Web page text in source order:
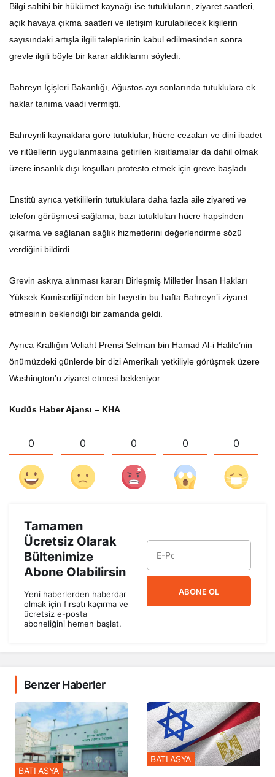
Bilgi sahibi bir hükümet kaynağı ise tutukluların, ziyaret saatleri,
açık havaya çıkma saatleri ve iletişim kurulabilecek kişilerin
sayısındaki artışla ilgili taleplerinin kabul edilmesinden sonra
grevle ilgili böyle bir karar aldıklarını söyledi.
Bahreyn İçişleri Bakanlığı, Ağustos ayı sonlarında tutuklulara ek
haklar tanıma vaadi vermişti.
Bahreynli kaynaklara göre tutuklular, hücre cezaları ve dini ibadet
ve ritüellerin uygulanmasına getirilen kısıtlamalar da dahil olmak
üzere insanlık dışı koşulları protesto etmek için greve başladı.
Enstitü ayrıca yetkililerin tutuklulara daha fazla aile ziyareti ve
telefon görüşmesi sağlama, bazı tutukluları hücre hapsinden
çıkarma ve sağlanan sağlık hizmetlerini değerlendirme sözü
verdiğini bildirdi.
Grevin askıya alınması kararı Birleşmiş Milletler İnsan Hakları
Yüksek Komiserliği’nden bir heyetin bu hafta Bahreyn’i ziyaret
etmesinin beklendiği bir zamanda geldi.
Ayrıca Krallığın Veliaht Prensi Selman bin Hamad Al-i Halife’nin
önümüzdeki günlerde bir dizi Amerikalı yetkiliyle görüşmek üzere
Washington’u ziyaret etmesi bekleniyor.
Kudüs Haber Ajansı – KHA
0 0 0 0 0
Tamamen
Ücretsiz Olarak
Bültenimize
Abone Olabilirsin
Yeni haberlerden haberdar
olmak için fırsatı kaçırma ve
ücretsiz e-posta
aboneliğini hemen başlat.
ABONE OL
Benzer Haberler
BATI ASYA
BATI ASYA